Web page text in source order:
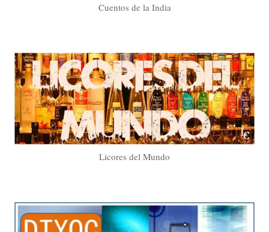
Cuentos de la India
Licores del Mundo